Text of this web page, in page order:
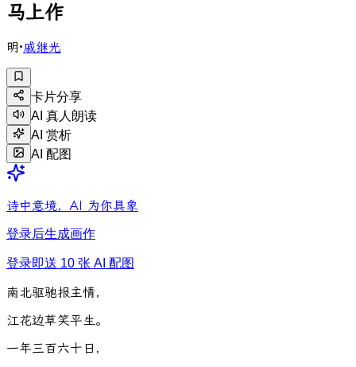
马上作
明·戚继光
卡片分享
AI 真人朗读
AI 赏析
AI 配图
诗中意境，AI 为你具象
登录后生成画作
登录即送 10 张 AI 配图
南北驱驰报主情，
江花边草笑平生。
一年三百六十 日 ，